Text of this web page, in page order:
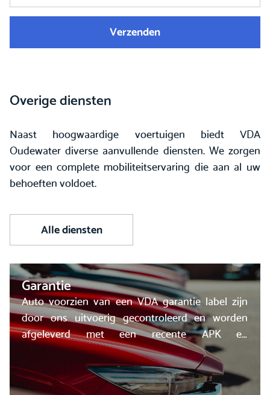
Verzenden
Overige diensten
Naast hoogwaardige voertuigen biedt VDA
Oudewater diverse aanvullende diensten. We zorgen
voor een complete mobiliteitservaring die aan al uw
behoeften voldoet.
Alle diensten
Garantie
Auto voorzien van een VDA garantie label zijn
door ons uitvoerig gecontroleerd en worden
afgeleverd met een recente APK en
onderhoudsbeurt.